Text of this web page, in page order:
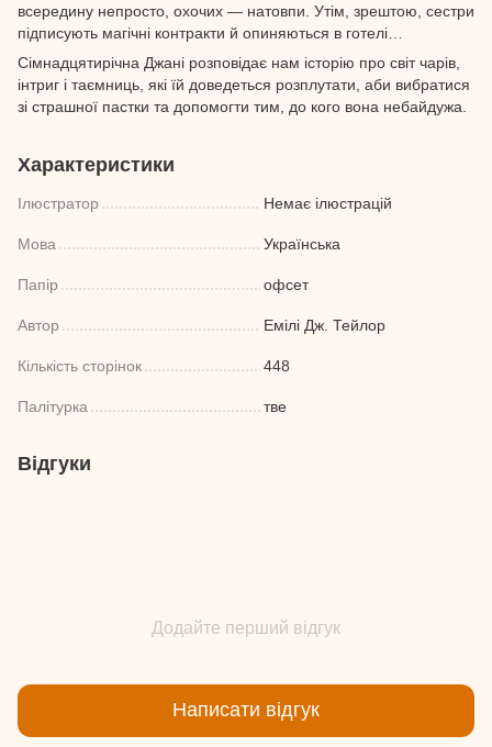
всередину непросто, охочих — натовпи. Утім, зрештою, сестри
підписують магічні контракти й опиняються в готелі…
Сімнадцятирічна Джані розповідає нам історію про світ чарів,
інтриг і таємниць, які їй доведеться розплутати, аби вибратися
зі страшної пастки та допомогти тим, до кого вона небайдужа.
Характеристики
Ілюстратор Немає ілюстрацій
Мова Українська
Папір офсет
Автор Емілі Дж. Тейлор
Кількість сторінок 448
Палітурка тве
Відгуки
Додайте перший відгук
Написати відгук